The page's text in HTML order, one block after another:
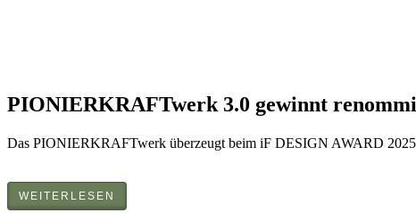
PIONIERKRAFTwerk 3.0 gewinnt
Das PIONIERKRAFTwerk überzeugt beim iF DESIGN AWARD 2025
WEITERLESEN